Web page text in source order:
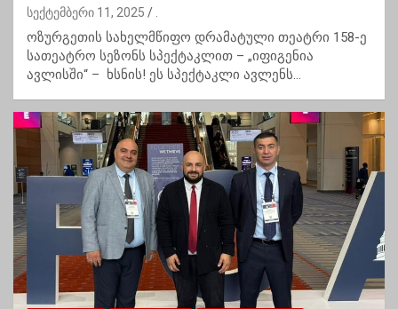
სექტემბერი 11, 2025
ოზურგეთის სახელმწიფო დრამატული თეატრი 158-ე
სათეატრო სეზონს სპექტაკლით – „იფიგენია
ავლისში“ – ხსნის! ეს სპექტაკლი ავლენს…